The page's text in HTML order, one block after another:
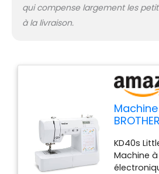
qui compense largement les
à la livraison.
KD40s
Machine